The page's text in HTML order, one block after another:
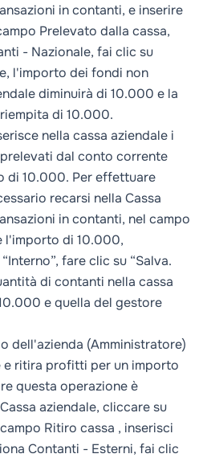
in contanti, e inserire
Prelevato dalla cassa,
- Nazionale, fai clic su
l'importo dei fondi non
diminuirà di 10.000 e la
di 10.000.
nella cassa aziendale i
dal conto corrente
di 10.000. Per effettuare
recarsi nella Cassa
in contanti, nel campo
l'importo di 10.000,
fare clic su “Salva.
di contanti nella cassa
e quella del gestore
dell'azienda (Amministratore)
e ritira profitti per un importo
questa operazione è
Cassa aziendale, cliccare su
Ritiro cassa , inserisci
Contanti - Esterni, fai clic